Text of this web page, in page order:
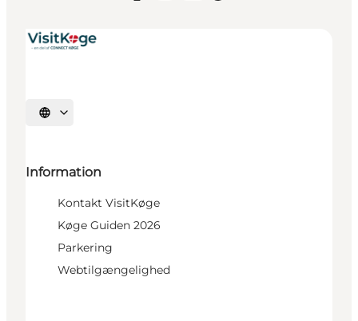
Vælg sprog
Information
Kontakt VisitKøge
Køge Guiden 2026
Parkering
Webtilgængelighed